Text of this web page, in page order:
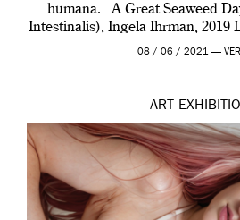
humana. A Great Seaweed
Intestinalis), Ingela Ihrman, 2019
Madrid y la
08 / 06 / 2021 —
ART